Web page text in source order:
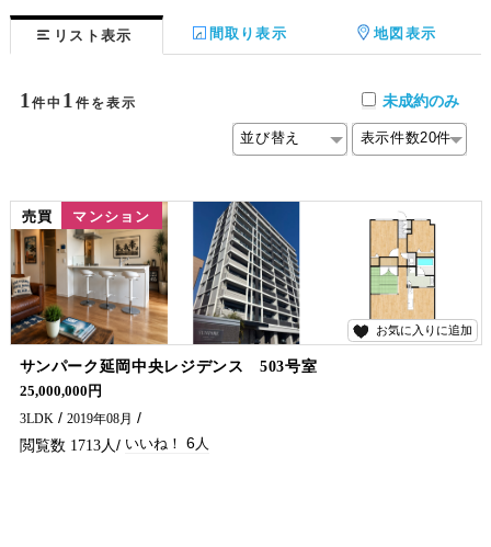
リスト表示 間取り表示 地図表示
1件中 1件を表示 未成約のみ
売買 マンション
お気に入りに追加
サンパーク延岡中央レジデンス 503号室
築浅のマンションがでました!(^^)! 3LDKと広々です！ マンションへのお引越しをご検討の際は、 五ケ瀬不動産にご連絡ください(^^)/
25,000,000円
3LDK
2019年08月
1713 6